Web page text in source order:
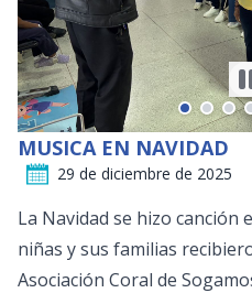
MUSICA EN NAVIDAD
29 de diciembre de 2025
La Navidad se hizo canción
niñas y sus familias
Asociación Coral de